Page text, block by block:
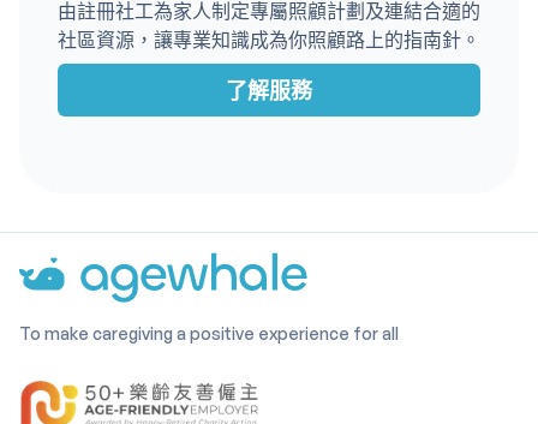
由註冊社工為家人制定專屬照顧計劃及連結合適的
社區資源，讓專業知識成為你照顧路上的指南針。
了解服務
To make caregiving a positive experience for all